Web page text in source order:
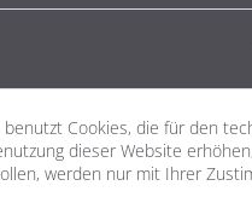
benutzt Cookies, die für den
dieser Website
werden nur mit Ihrer